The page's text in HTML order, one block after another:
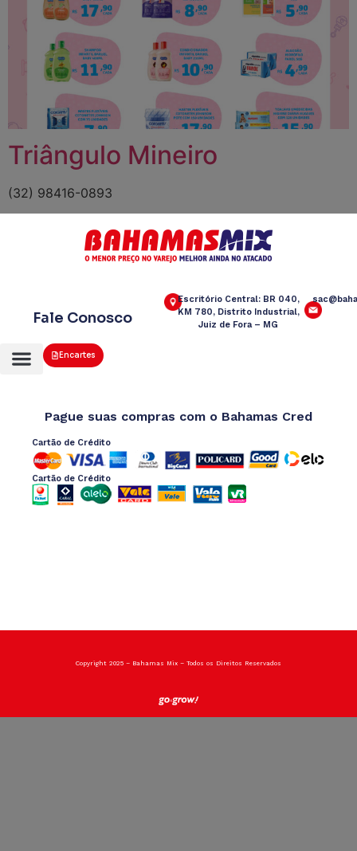
Triângulo Mineiro
(32) 98416-0893
Encartes
Fale Conosco
Escritório Central: BR 040,
KM 780, Distrito Industrial,
Juiz de Fora – MG
Pague suas compras com o Bahamas Cred
Cartão de Crédito
Cartão de Crédito
Copyright 2025 – Bahamas Mix – Todos os Direitos Reservados